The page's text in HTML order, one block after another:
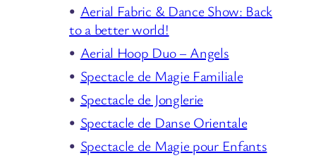
Aerial Fabric & Dance Show: Back
to a better world!
Aerial Hoop Duo – Angels
Spectacle de Magie Familiale
Spectacle de Jonglerie
Spectacle de Danse Orientale
Spectacle de Magie pour Enfants